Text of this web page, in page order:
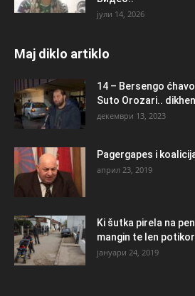
јули 14, 2026
Maj diklo artiklo
14 – Bersengo
Suto Orozari..
декември 13, 2023
Pagergapes i
април 23, 2019
Ki šutka pirela na
mangin te len
јануари 24, 2019